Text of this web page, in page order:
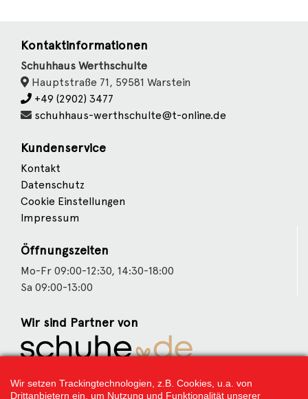
Kontaktinformationen
Schuhhaus Werthschulte
Hauptstraße 71, 59581 Warstein
+49 (2902) 3477
schuhhaus-werthschulte@t-online.de
Kundenservice
Kontakt
Datenschutz
Cookie Einstellungen
Impressum
Öffnungszeiten
Mo-Fr 09:00-12:30, 14:30-18:00
Sa 09:00-13:00
Wir sind Partner von
Weitere Partner
Wir setzen Trackingtechnologien, z.B. Cookies, u.a. von
Drittanbietern ein, um Nutzung und Funktionalität unserer